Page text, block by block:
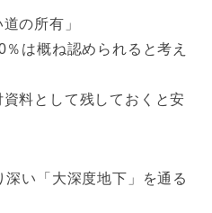
の所有」
は概ね認められると考え
料として残しておくと安
い「大深度地下」を通る